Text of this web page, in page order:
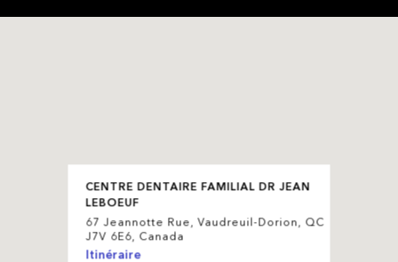
CENTRE DENTAIRE FAMILIAL DR JEAN
LEBOEUF
67 Jeannotte Rue, Vaudreuil-Dorion, QC
J7V 6E6, Canada
Itinéraire